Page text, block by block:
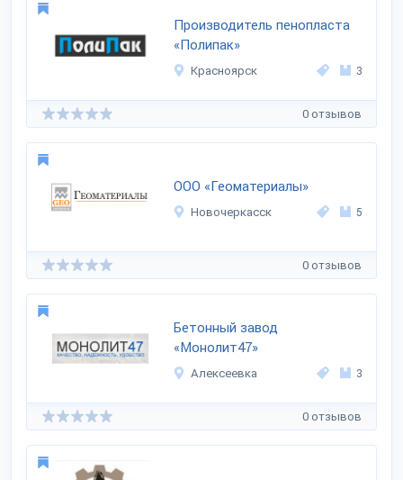
Производитель пенопласта
«Полипак»
Красноярск 3
0 отзывов
ООО «Геоматериалы»
Новочеркасск 5
0 отзывов
Бетонный завод
«Монолит47»
Алексеевка 3
0 отзывов